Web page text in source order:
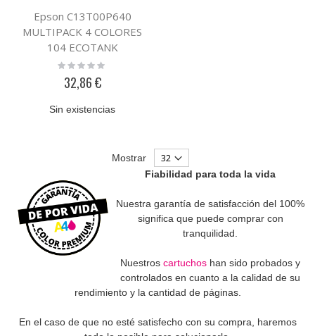
Epson C13T00P640
MULTIPACK 4 COLORES
104 ECOTANK
Rating:
32,86 €
Sin existencias
Mostrar
Fiabilidad para toda la vida
Nuestra garantía de satisfacción del 100%
significa que puede comprar con
tranquilidad.
Nuestros cartuchos han sido probados y
controlados en cuanto a la calidad de su
rendimiento y la cantidad de páginas.
En el caso de que no esté satisfecho con su compra, haremos